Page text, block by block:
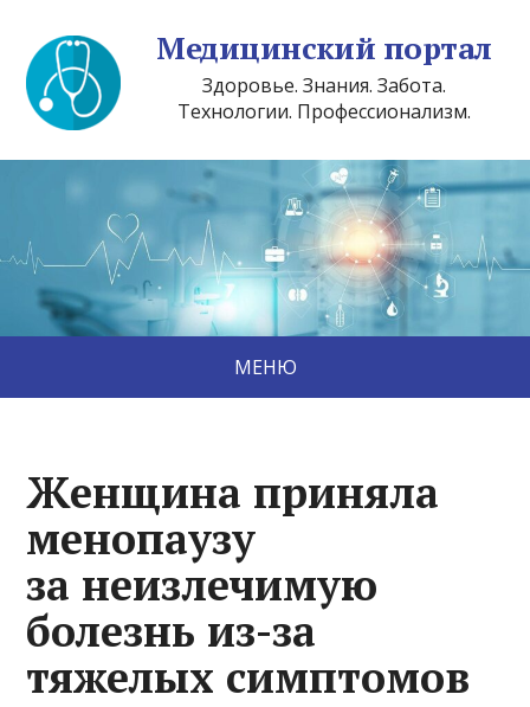
Медицинский портал
Здоровье. Знания. Забота.
Технологии. Профессионализм.
МЕНЮ
Женщина приняла
менопаузу
за неизлечимую
болезнь из-за
тяжелых симптомов